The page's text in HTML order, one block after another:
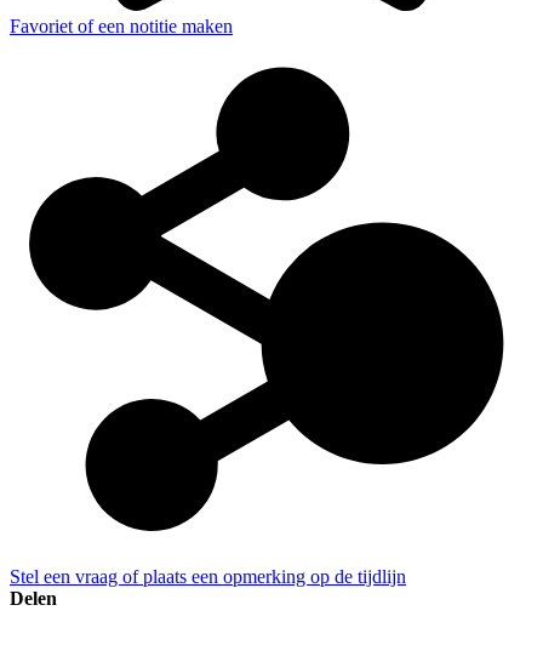
Favoriet of een notitie maken
Stel een vraag of plaats een opmerking op de tijdlijn
Delen